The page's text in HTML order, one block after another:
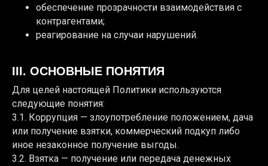
обеспечение прозрачности взаимодействия с
контрагентами;
реагирование на случаи нарушений.
III. ОСНОВНЫЕ ПОНЯТИЯ
Для целей настоящей Политики используются
следующие понятия:
3.1. Коррупция — злоупотребление положением, дача
или получение взятки, коммерческий подкуп либо
иное незаконное получение выгоды.
3.2. Взятка — получение или передача денежных